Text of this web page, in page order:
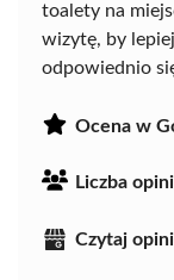
toalety na
wizytę, by
odpowiednio
Ocena w
Liczba
Czytaj